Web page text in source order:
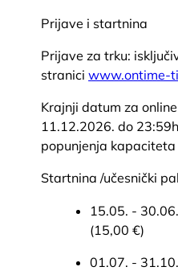
Prijave i startnina
Prijave za trku:
straniciwww.ontime-
Krajnji datum za
11.12.2026. do
popunjenja kapaciteta
Startnina /učesnički
15.05. -
(15,00 €)
01.07. -